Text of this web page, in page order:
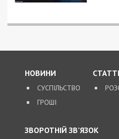
НОВИНИ
СУСПІЛЬСТВО
ГРОШІ
СТАТТІ
ЗВОРОТНІЙ ЗВ’ЯЗОК